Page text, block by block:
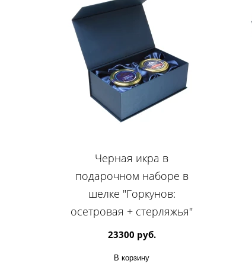
Черная икра в
подарочном наборе в
шелке "Горкунов:
осетровая + стерляжья"
23300 руб.
В корзину